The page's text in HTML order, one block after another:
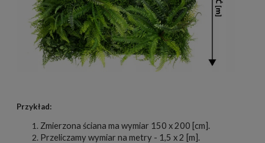
Przykład:
Zmierzona ściana ma wymiar 150 x 200 [cm].
Przeliczamy wymiar na metry - 1,5 x 2 [m].